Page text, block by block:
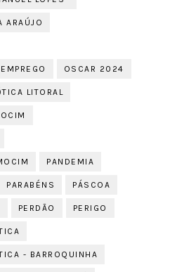
ARAÚJO
OSCAR 2024
LITORAL
PANDEMIA
PARABÉNS PÁSCOA
PERDÃO PERIGO
- BARROQUINHA